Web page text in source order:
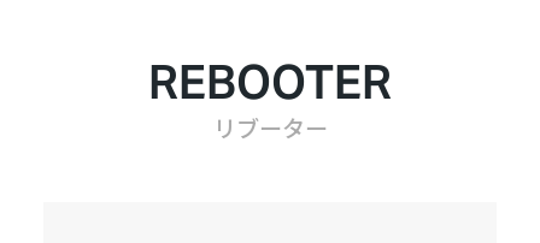
REBOOTER
リブーター